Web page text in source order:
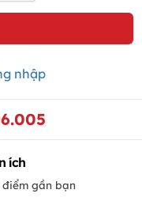
nhập
ích
gần bạn